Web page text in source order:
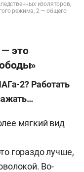
изоляторов,
режима, 2 — общего
это
2? Работать
мягкий вид
гораздо лучше,
Во-